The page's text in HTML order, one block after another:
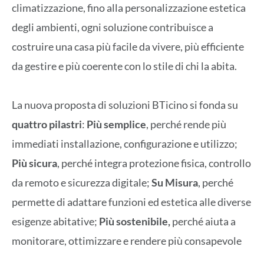
climatizzazione, fino alla personalizzazione estetica
degli ambienti, ogni soluzione contribuisce a
costruire una casa più facile da vivere, più efficiente
da gestire e più coerente con lo stile di chi la abita.
La nuova proposta di soluzioni BTicino si fonda su
quattro pilastri: Più semplice, perché rende più
immediati installazione, configurazione e utilizzo;
Più sicura, perché integra protezione fisica, controllo
da remoto e sicurezza digitale;Su Misura, perché
permette di adattare funzioni ed estetica alle diverse
esigenze abitative; Più sostenibile,perché aiuta a
monitorare, ottimizzare e rendere più consapevole